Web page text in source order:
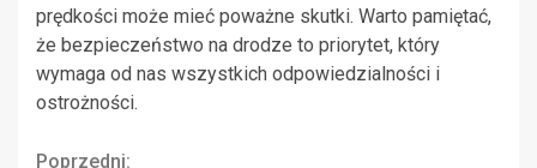
prędkości może mieć poważne skutki. Warto pamiętać,
że bezpieczeństwo na drodze to priorytet, który
wymaga od nas wszystkich odpowiedzialności i
ostrożności.
Poprzedni: